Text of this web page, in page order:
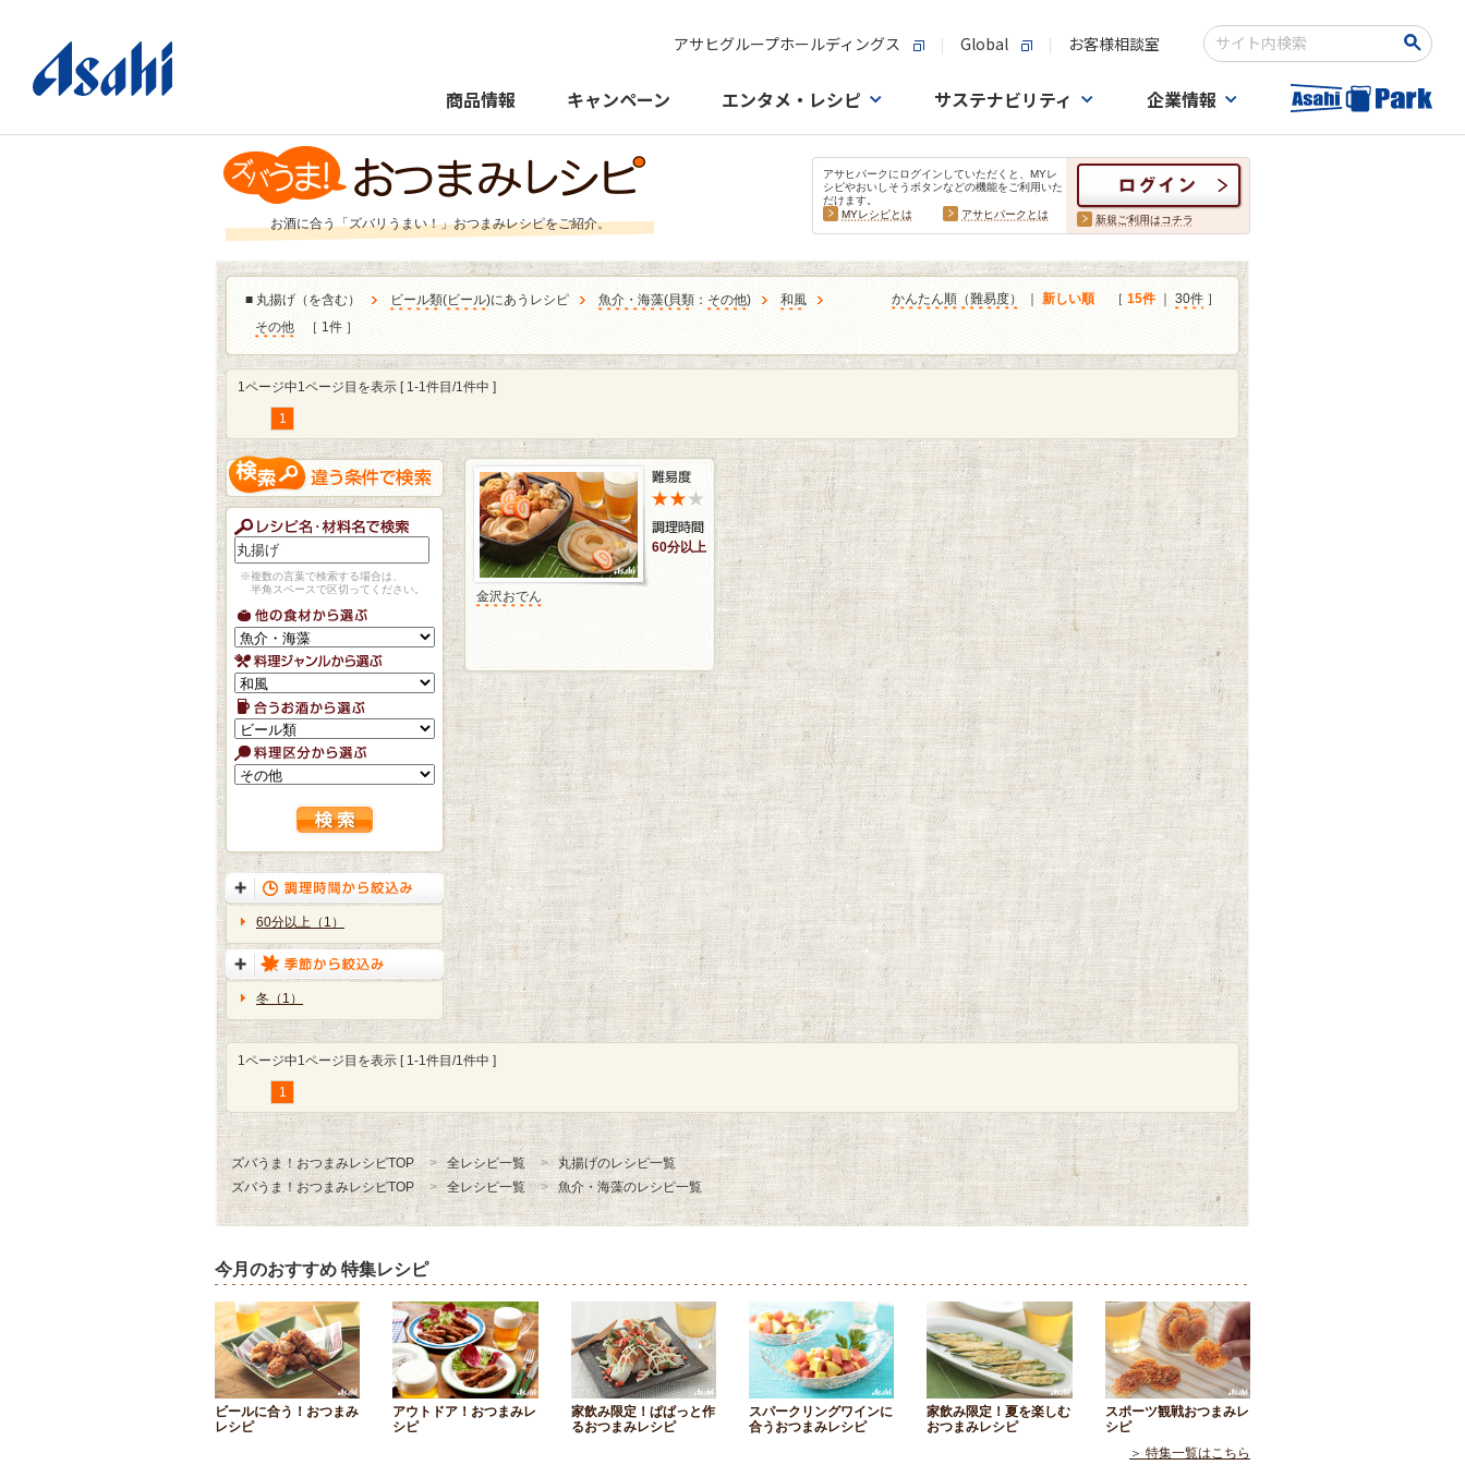
アサヒグループホールディングス Global お客様相談室
検索キーワード入力
商品情報 キャンペーン エンタメ・レシピ サステナビリティ 企業情報
お酒に合う「ズバリうまい！」おつまみレシピをご紹介。
アサヒパークにログインしていただくと、MYレ
シピやおいしそうボタンなどの機能をご利用いた
だけます。
MYレシピとは
アサヒパークとは 新規ご利用はコチラ
■ 丸揚げ（を含む） ビール類(ビール)にあうレシピ 魚介・海藻(貝類 ： その他)
和風
その他
［ 1件 ］
かんたん順（難易度） 新しい順 ［ 15件｜ 30件 ］
1ページ中1ページ目を表示 [ 1-1件目/1件中 ]
1
※複数の言葉で検索する場合は、
半角スペースで区切ってください。
60分以上（1）
冬（1）
60分以上
金沢おでん
1ページ中1ページ目を表示 [ 1-1件目/1件中 ]
1
ズバうま！おつまみレシピTOP 全レシピ一覧
丸揚げのレシピ一覧
ズバうま！おつまみレシピTOP
全レシピ一覧 魚介・海藻のレシピ一覧
今月のおすすめ 特集レシピ
ビールに合う！おつまみ
レシピ
アウトドア！おつまみレ
シピ
家飲み限定！ぱぱっと作
るおつまみレシピ
スパークリングワインに
合うおつまみレシピ
家飲み限定！夏を楽しむ
おつまみレシピ
スポーツ観戦おつまみレ
シピ
＞ 特集一覧はこちら